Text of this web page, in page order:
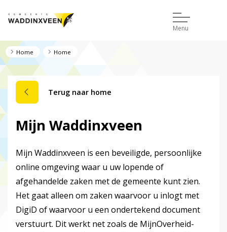
Menu
Home Home
Terug naar home
Mijn Waddinxveen
Mijn Waddinxveen is een beveiligde, persoonlijke
online omgeving waar u uw lopende of
afgehandelde zaken met de gemeente kunt zien.
Het gaat alleen om zaken waarvoor u inlogt met
DigiD of waarvoor u een ondertekend document
verstuurt. Dit werkt net zoals de MijnOverheid-